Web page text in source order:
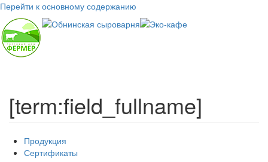
Перейти к основному содержанию
[term:field_fullname]
Продукция
Сертификаты